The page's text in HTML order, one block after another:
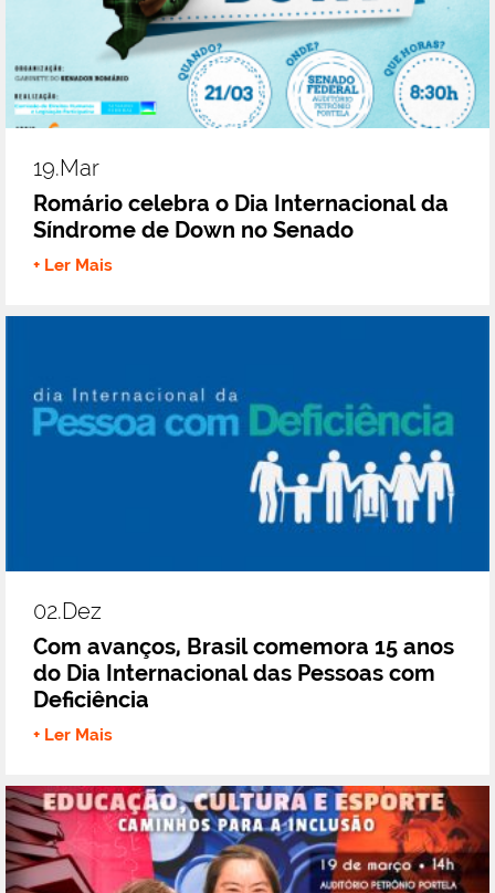
19.mar
Romário celebra o Dia Internacional da
Síndrome de Down no Senado
+ Ler Mais
02.dez
Com avanços, Brasil comemora 15 anos
do Dia Internacional das Pessoas com
Deficiência
+ Ler Mais